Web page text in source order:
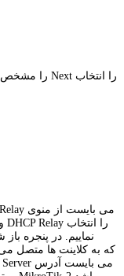
جهت پیکربندی روتر MikroTik-1 به عنوان DHCP Relay می بایست از منوی
نماییم. در پنجره